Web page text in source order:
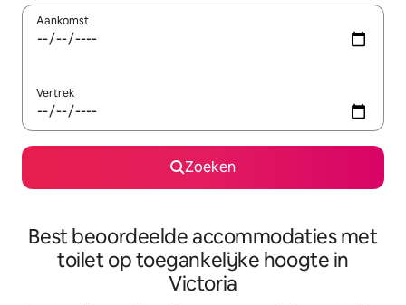
Aankomst
Vertrek
Zoeken
Best beoordeelde accommodaties met
toilet op toegankelijke hoogte in
Victoria